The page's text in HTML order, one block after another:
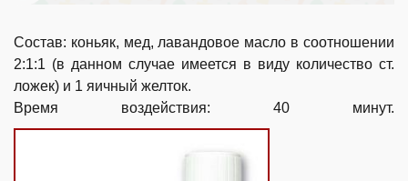
Состав: коньяк, мед, лавандовое масло в соотношении
2:1:1 (в данном случае имеется в виду количество ст.
ложек) и 1 яичный желток.
Время воздействия: 40 минут.